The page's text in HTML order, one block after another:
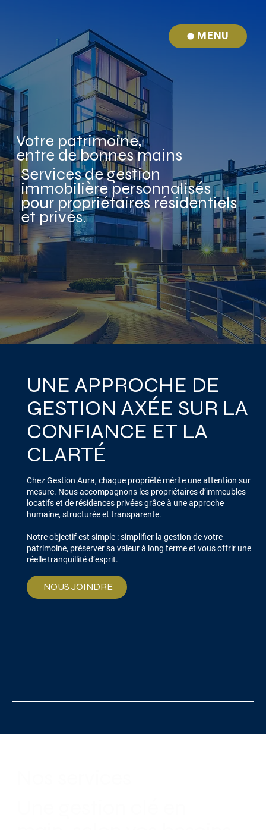
MENU
Votre patrimoine,
entre de bonnes mains
Services de gestion
immobilière personnalisés
pour propriétaires résidentiels
et privés.
UNE APPROCHE DE
GESTION AXÉE SUR LA
CONFIANCE ET LA
CLARTÉ
Chez Gestion Aura, chaque propriété mérite une attention sur
mesure. Nous accompagnons les propriétaires d’immeubles
locatifs et de résidences privées grâce à une approche
humaine, structurée et transparente.
Notre objectif est simple : simplifier la gestion de votre
patrimoine, préserver sa valeur à long terme et vous offrir une
réelle tranquillité d’esprit.
NOUS JOINDRE